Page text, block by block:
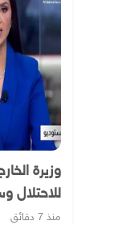
وزيرة
للاحتلال
منذ 7 دقائق